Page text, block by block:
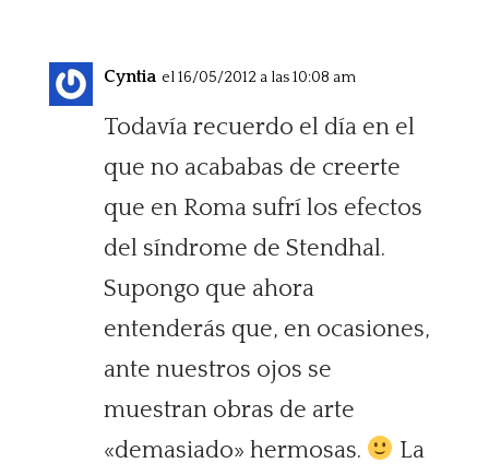
Cyntia el 16/05/2012 a las 10:08 am
Todavía recuerdo el día en el
que no acababas de creerte
que en Roma sufrí los efectos
del síndrome de Stendhal.
Supongo que ahora
entenderás que, en ocasiones,
ante nuestros ojos se
muestran obras de arte
«demasiado» hermosas.
La